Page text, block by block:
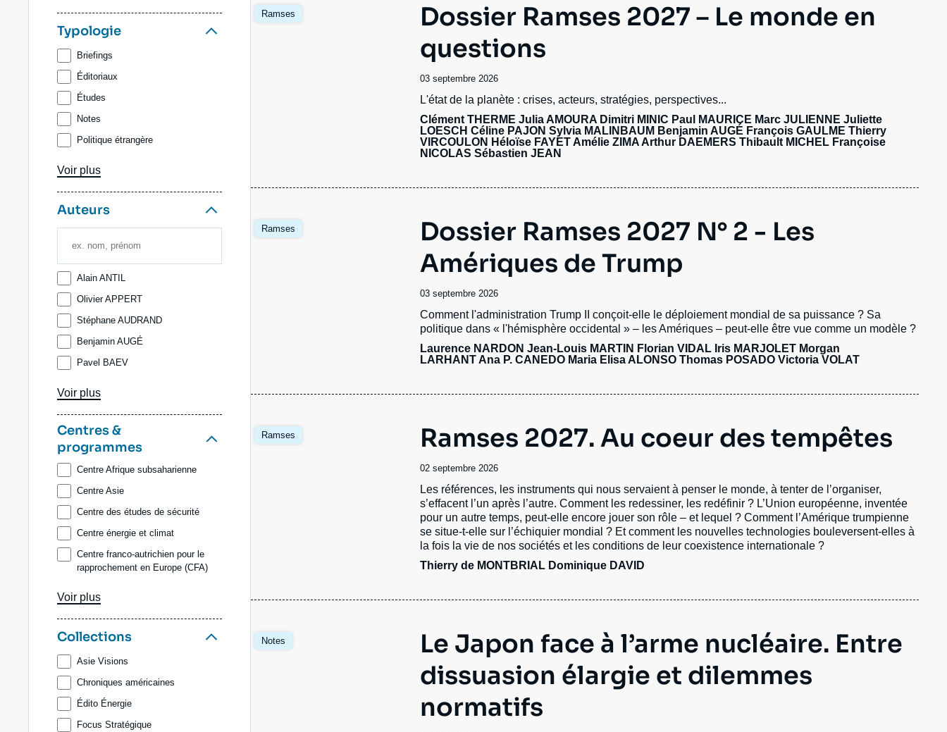
Typologie
Briefings
Éditoriaux
Études
Notes
Politique étrangère
Voir plus
Auteurs
Alain ANTIL
Olivier APPERT
Stéphane AUDRAND
Benjamin AUGÉ
Pavel BAEV
Denis BAUCHARD
Anne-Lorraine BUJON
Sylvie CORNOT-GANDOLPHE
Arthur DAEMERS
Galip DALAY
Raphaël DANINO-PERRAUD
Dominique DAVID
Thierry de MONTBRIAL
Aurélien DENIZEAU
Laure de ROUCY-ROCHEGONDE
Elisa DOMINGUES DOS
Voir plus
Centres &
programmes
Centre Afrique subsaharienne
Centre Asie
Centre des études de sécurité
Centre énergie et climat
Centre franco-autrichien pour le
rapprochement en Europe (CFA)
technologies
Centre Russie/Eurasie
Comité d'études des relations
franco-allemandes (Cerfa)
Initiative géoéconomie et
géofinance
Programme Amériques
Voir plus
Collections
Asie Visions
Chroniques américaines
Édito Énergie
Focus Stratégique
Ramses
Image
principale
Dossier Ramses 2027 – Le monde en
questions
Date
de
publication
03 septembre 2026
Accroche
L'état de la planète : crises, acteurs, stratégies, perspectives...
Clément THERME Julia AMOURA Dimitri MINIC Paul MAURICE Marc JULIENNE Juliette
LOESCH Céline PAJON Sylvia MALINBAUM Benjamin AUGÉ François GAULME Thierry
VIRCOULON Héloïse FAYETAmélie ZIMAArthur DAEMERS Thibault MICHEL Françoise
NICOLAS Sébastien JEAN
Ramses
Image
principale
Dossier Ramses 2027 N° 2 - Les
Amériques de Trump
Date
de
publication
03 septembre 2026
Accroche
Comment l'administration Trump II conçoit-elle le déploiement mondial de sa puissance ? Sa
politique dans « l'hémisphère occidental » – les Amériques – peut-elle être vue comme un modèle ?
Laurence NARDON Jean-Louis MARTIN Florian VIDAL Iris MARJOLET Morgan
LARHANT Ana P. CANEDO Maria Elisa ALONSO Thomas POSADO Victoria VOLAT
Ramses
Image
principale
Ramses 2027. Au coeur des tempêtes
Date
de
publication
02 septembre 2026
Accroche
Les références, les instruments qui nous servaient à penser le monde, à tenter de l’organiser,
s’effacent l’un après l’autre. Comment les redessiner, les redéfinir ? L’Union européenne, inventée
pour un autre temps, peut-elle encore jouer son rôle – et lequel ? Comment l’Amérique trumpienne
se situe-t-elle sur l’échiquier mondial ? Et comment les nouvelles technologies bouleversent-elles à
la fois la vie de nos sociétés et les conditions de leur coexistence internationale ?
Thierry de MONTBRIAL Dominique DAVID
Notes
Image
principale
Le Japon face à l’arme nucléaire. Entre
dissuasion élargie et dilemmes
normatifs